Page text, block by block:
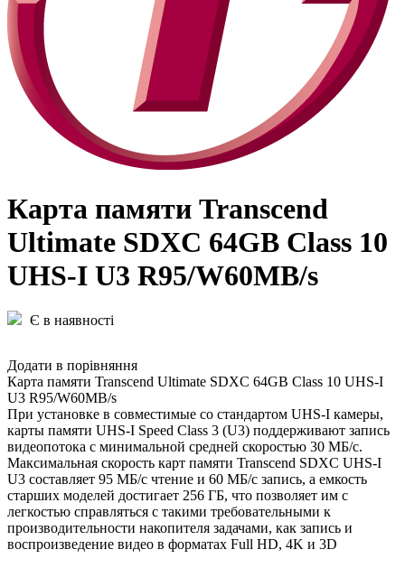
Карта памяти Transcend
Ultimate SDXC 64GB Class 10
UHS-I U3 R95/W60MB/s
Є в наявності
Додати в порівняння
Карта памяти Transcend Ultimate SDXC 64GB Class 10 UHS-I
U3 R95/W60MB/s
При установке в совместимые со стандартом UHS-I камеры,
карты памяти UHS-I Speed Class 3 (U3) поддерживают запись
видеопотока с минимальной средней скоростью 30 МБ/с.
Максимальная скорость карт памяти Transcend SDXC UHS-I
U3 составляет 95 МБ/с чтение и 60 МБ/с запись, а емкость
старших моделей достигает 256 ГБ, что позволяет им с
легкостью справляться с такими требовательными к
производительности накопителя задачами, как запись и
воспроизведение видео в форматах Full HD, 4K и 3D